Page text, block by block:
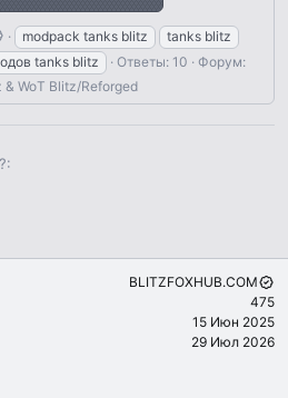
modpack tanks blitz
tanks blitz
tanks blitz Ответы: 10
Форум:
WoT Blitz/Reforged
BLITZFOXHUB.COM
475
15 Июн 2025
29 Июл 2026